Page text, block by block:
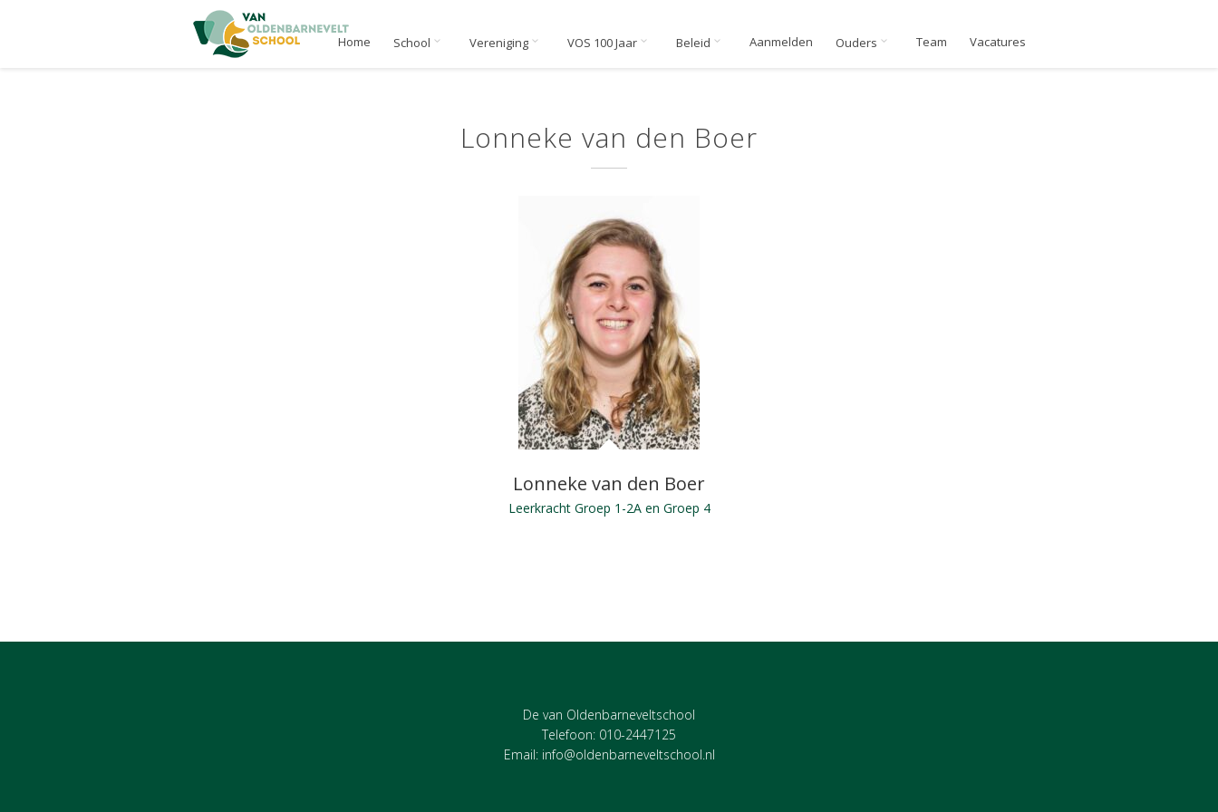
Home School Vereniging VOS 100 Jaar Beleid Aanmelden Ouders Team Vacatures
Lonneke van den Boer
Lonneke van den Boer
Leerkracht Groep 1-2A en Groep 4
De van Oldenbarneveltschool
Telefoon: 010-2447125
Email: info@oldenbarneveltschool.nl